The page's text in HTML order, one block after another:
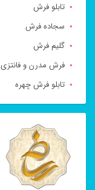
تابلو فرش
سجاده فرش
گلیم فرش
فرش مدرن و فانتزی
تابلو فرش چهره